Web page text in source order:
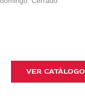
VER CATÁLOGO